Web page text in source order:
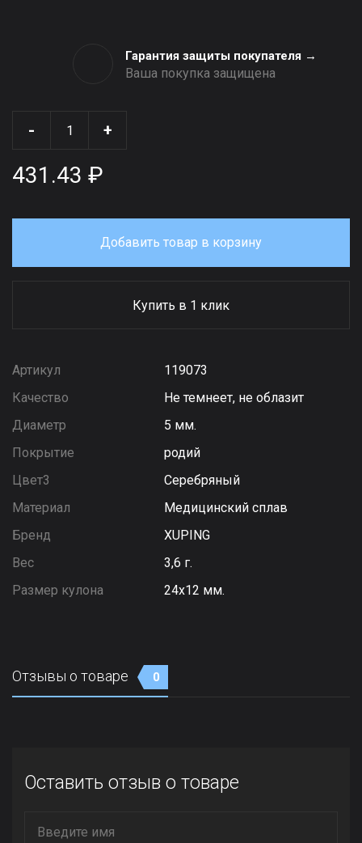
Гарантия защиты покупателя →
Ваша покупка защищена
- +
431.43 ₽
Добавить товар в корзину
Купить в 1 клик
Артикул
119073
Качество
Не темнеет, не облазит
Диаметр
5 мм.
Покрытие
родий
Цвет3
Серебряный
Материал
Медицинский сплав
Бренд
XUPING
Вес
3,6 г.
Размер кулона
24х12 мм.
Отзывы о товаре 0
Оставить отзыв о товаре